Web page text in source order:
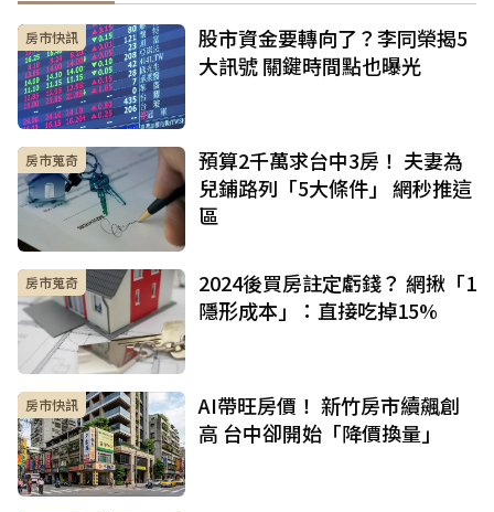
房市快訊
股市資金要轉向了？李同榮揭5
大訊號 關鍵時間點也曝光
房市蒐奇
預算2千萬求台中3房！ 夫妻為
兒鋪路列「5大條件」 網秒推這
區
房市蒐奇
2024後買房註定虧錢？ 網揪「1
隱形成本」：直接吃掉15%
房市快訊
AI帶旺房價！ 新竹房市續飆創
高 台中卻開始「降價換量」